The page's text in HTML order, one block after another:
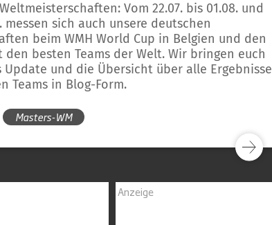
Vom 22.07. bis 01.08. und
messen sich auch unsere deutschen
beim WMH World Cup in Belgien und den
besten Teams der Welt. Wir bringen euch
und die Übersicht über alle Ergebnisse
Teams in Blog-Form.
Masters-WM
Anzeige